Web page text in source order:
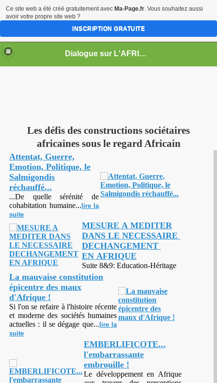
Dialogue sur L'AFRIQUE
Les défis des constructions sociétaires
africaines sous le regard Africain
Attentat, Guerre,
Emotion, Politique, le
Salmigondis
réchauffé...
...De quelle sérénité de
cohabitation humaine... lire la
suite
MESURE A MEDITER
DANS LE NECESSAIRE
DECHANGEMENT
EN AFRIQUE
Suite 8&9: Education-Héritage
La mauvaise constitution
épicentre des maux
d'Afrique !
Si l'on se refaire à l'histoire récente
et moderne des sociétés humaines
actuelles : il se dégage que... lire la
suite
EMBERLIFICOTE...
l'embarrassante
embrouille !
Le développement en Afrique
Ce site web a été créé gratuitement avec Ma-Page.fr. Vous souhaitez aussi
avoir votre propre site web ?
INSCRIPTION GRATUITE